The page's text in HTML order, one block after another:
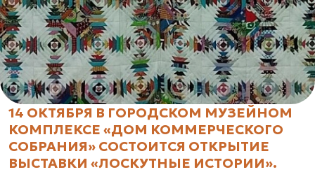
14 ОКТЯБРЯ В ГОРОДСКОМ МУЗЕЙНОМ
КОМПЛЕКСЕ «ДОМ КОММЕРЧЕСКОГО
СОБРАНИЯ» СОСТОИТСЯ ОТКРЫТИЕ
ВЫСТАВКИ «ЛОСКУТНЫЕ ИСТОРИИ».